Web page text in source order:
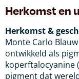
Herkomst en
Herkomst &
Monte Carlo
ontwikkeld als
koperftalocyanine
pigment dat